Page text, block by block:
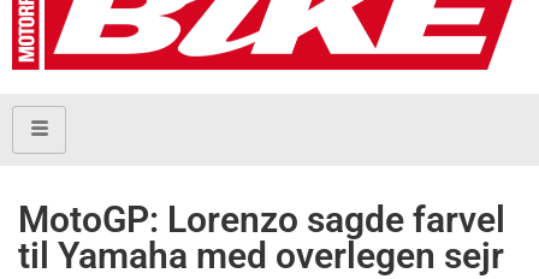
MotoGP: Lorenzo sagde farvel
til Yamaha med overlegen sejr